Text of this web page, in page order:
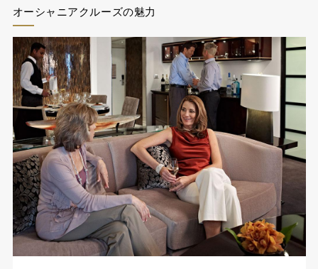
オーシャニアクルーズの魅力